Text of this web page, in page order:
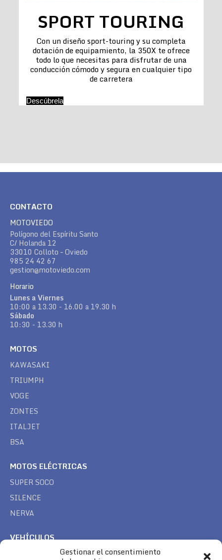
Gestionar el consentimiento
SPORT TOURING
Con un diseño sport-touring y su completa
dotación de equipamiento, la 350X te ofrece
todo lo que necesitas para disfrutar de una
conducción cómodo y segura en cualquier tipo
de carretera
Descúbrela
CONTACTO
MOTOVIEDO
Polígono del Espíritu Santo
C/ Holanda 12
33010 Colloto – Oviedo
985 24 42 67
gestion@motoviedo.com
Horario
Lunes a Viernes
10:00 a 13.30 - 16.00 a 19.30 h
Sábado
10:30 - 13.30 h
MOTOS
KAWASAKI
TRIUMPH
VOGE
ZONTES
ITALJET
BSA
MOTOS ELÉCTRICAS
SUPER SOCO
SILENCE
NERVA
VEHÍCULOS